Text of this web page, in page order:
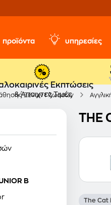
προϊόντα υπηρεσίες
Εκπτώσεις
& Άπαιχτες Τιμές
Ξένων Γλωσσών
B
THE
The Cat